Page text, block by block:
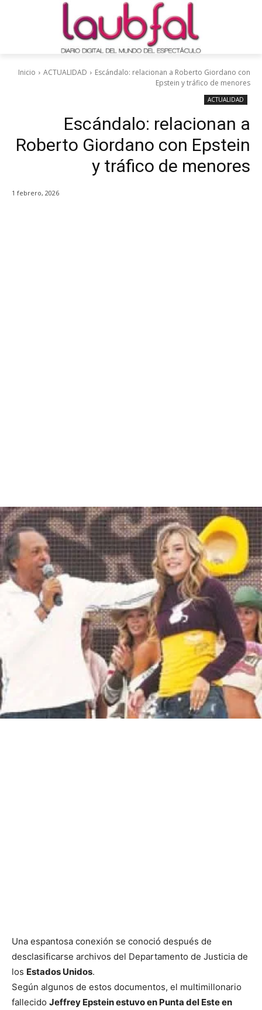
Inicio ACTUALIDAD
Escándalo: relacionan a Roberto Giordano con
Epstein y tráfico de menores
ACTUALIDAD
Escándalo: relacionan a
Roberto Giordano con Epstein
y tráfico de menores
1 febrero, 2026
Una espantosa conexión se conoció después de
desclasificarse archivos del Departamento de Justicia de
los Estados Unidos.
Según algunos de estos documentos, el multimillonario
fallecido Jeffrey Epstein estuvo en Punta del Este en